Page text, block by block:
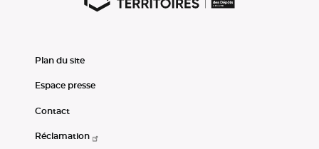
Plan du site
Espace presse
Contact
Réclamation